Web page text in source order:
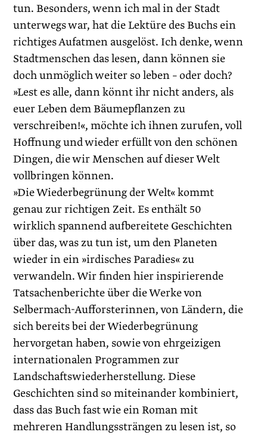
tun. Besonders, wenn ich mal in der Stadt
unterwegs war, hat die Lektüre des Buchs ein
richtiges Aufatmen ausgelöst. Ich denke, wenn
Stadtmenschen das lesen, dann können sie
doch unmöglich weiter so leben – oder doch?
»Lest es alle, dann könnt ihr nicht anders, als
euer Leben dem Bäumepflanzen zu
verschreiben!«, möchte ich ihnen zurufen, voll
Hoffnung und wieder erfüllt von den schönen
Dingen, die wir Menschen auf dieser Welt
vollbringen können.
»Die Wiederbegrünung der Welt« kommt
genau zur richtigen Zeit. Es enthält 50
wirklich spannend aufbereitete Geschichten
über das, was zu tun ist, um den Planeten
wieder in ein »irdisches Paradies« zu
verwandeln. Wir finden hier inspirierende
Tatsachenberichte über die Werke von
Selbermach-Aufforsterinnen, von Ländern, die
sich bereits bei der Wiederbegrünung
hervorgetan haben, sowie von ehrgeizigen
internationalen Programmen zur
Landschaftswiederherstellung. Diese
Geschichten sind so miteinander kombiniert,
dass das Buch fast wie ein Roman mit
mehreren Handlungssträngen zu lesen ist, so